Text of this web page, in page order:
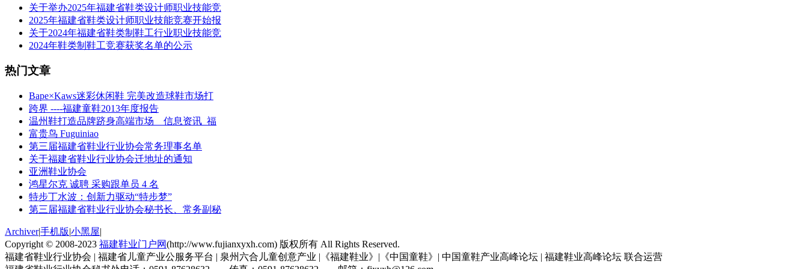
关于举办2025年福建省鞋类设计师职业技能竞
2025年福建省鞋类设计师职业技能竞赛开始报
关于2024年福建省鞋类制鞋工行业职业技能竞
2024年鞋类制鞋工竞赛获奖名单的公示
热门文章
Bape×Kaws迷彩休闲鞋 完美改造球鞋市场打
跨界 ----福建童鞋2013年度报告
温州鞋打造品牌跻身高端市场__信息资讯_福
富贵鸟 Fuguiniao
第三届福建省鞋业行业协会常务理事名单
关于福建省鞋业行业协会迁地址的通知
亚洲鞋业协会
鸿星尔克 诚聘 采购跟单员 4 名
特步丁水波：创新力驱动“特步梦”
第三届福建省鞋业行业协会秘书长、常务副秘
Archiver|手机版|小黑屋|
Copyright © 2008-2023 福建鞋业门户网(http://www.fujianxyxh.com) 版权所有 All Rights Reserved.
福建省鞋业行业协会 | 福建省儿童产业公服务平台 | 泉州六合儿童创意产业 |《福建鞋业》|《中国童鞋》| 中国童鞋产业高峰论坛 | 福建鞋业高峰论坛 联合运营